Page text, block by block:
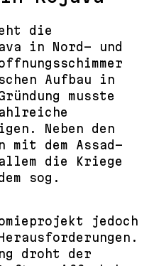
die
in Nord- und
Aufbau in
musste
Neben den
mit dem Assad-
die Kriege
sog.
jedoch
droht der